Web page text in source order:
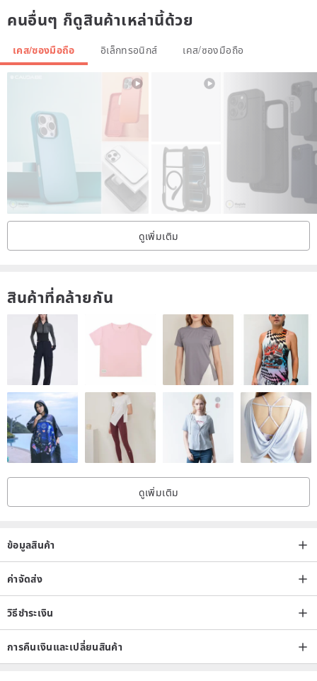
คนอื่นๆ ก็ดูสินค้าเหล่านี้ด้วย
เคส/ซองมือถือ อิเล็กทรอนิกส์ เคส/ซองมือถือ
ดูเพิ่มเติม
สินค้าที่คล้ายกัน
ดูเพิ่มเติม
ข้อมูลสินค้า
ค่าจัดส่ง
วิธีชำระเงิน
การคืนเงินและเปลี่ยนสินค้า